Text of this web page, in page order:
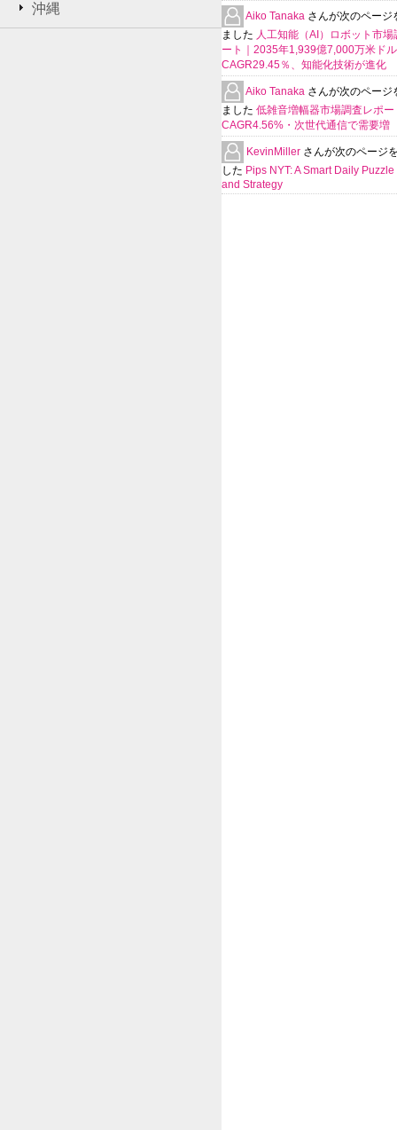
沖縄 Aiko Tanaka さんが次のページ
ました 人工知能（AI）ロボット市場
ート｜2035年1,939億7,000万米ド
CAGR29.45％、知能化技術が進化
Aiko Tanaka さんが次のページ
ました 低雑音増幅器市場調査レポー
CAGR4.56%・次世代通信で需要増
KevinMiller さんが次のページ
した Pips NYT: A Smart Daily
and Strategy